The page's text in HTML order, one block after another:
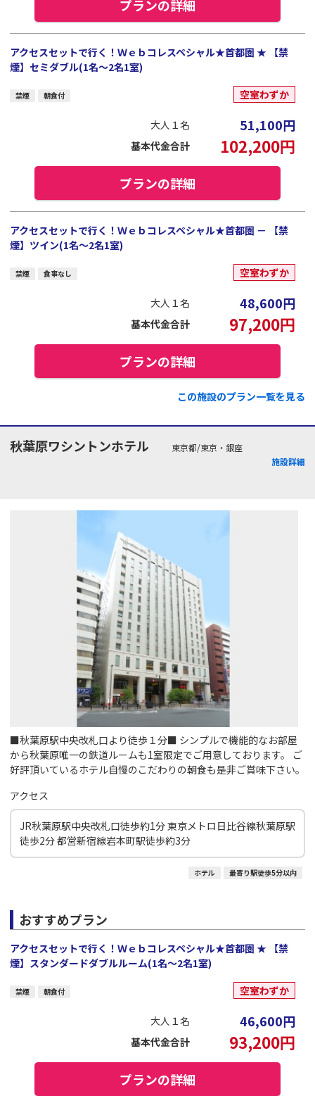
プランの詳細
アクセスセットで行く！Ｗｅｂコレスペシャル★首都圏 ★ 【禁
煙】セミダブル(1名～2名1室)
禁煙 朝食付 空室わずか
大人１名 51,100円
基本代金合計 102,200円
プランの詳細
アクセスセットで行く！Ｗｅｂコレスペシャル★首都圏 － 【禁
煙】ツイン(1名～2名1室)
禁煙 食事なし 空室わずか
大人１名 48,600円
基本代金合計 97,200円
プランの詳細
この施設のプラン一覧を見る
秋葉原ワシントンホテル
東京都/東京・銀座
施設詳細
■秋葉原駅中央改札口より徒歩１分■ シンプルで機能的なお部屋
から秋葉原唯一の鉄道ルームも1室限定でご用意しております。 ご
好評頂いているホテル自慢のこだわりの朝食も是非ご賞味下さい。
アクセス
JR秋葉原駅中央改札口徒歩約1分 東京メトロ日比谷線秋葉原駅
徒歩2分 都営新宿線岩本町駅徒歩約3分
ホテル 最寄り駅徒歩5分以内
おすすめプラン
アクセスセットで行く！Ｗｅｂコレスペシャル★首都圏 ★ 【禁
煙】スタンダードダブルルーム(1名～2名1室)
禁煙 朝食付 空室わずか
大人１名 46,600円
基本代金合計 93,200円
プランの詳細